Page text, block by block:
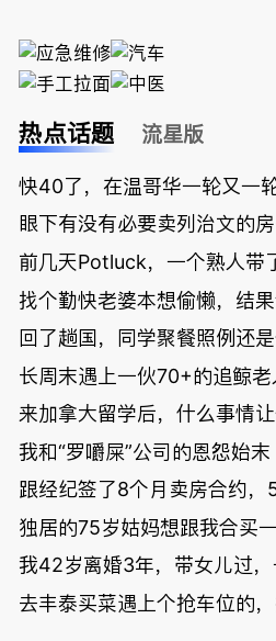
热点话题 流星版
快40了，在温哥华一轮又一
眼下有没有必要卖列治文的
前几天Potluck，一个熟人带
找个勤快老婆本想偷懒，结
回了趟国，同学聚餐照例还
长周末遇上一伙70+的追鲸老
来加拿大留学后，什么事情让
我和“罗嚼屎”公司的恩怨始末
跟经纪签了8个月卖房合约
独居的75岁姑妈想跟我合买
我42岁离婚3年，带女儿过
去丰泰买菜遇上个抢车位的，